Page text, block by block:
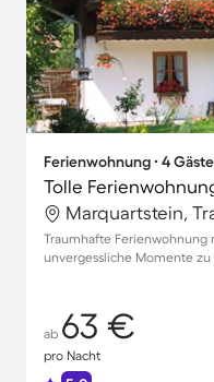
Ferienwohnung ∙ 4
Tolle
Marquartstein,
Traumhafte Ferienwohnung
unvergessliche Momente zu
ab 63 €
pro Nacht